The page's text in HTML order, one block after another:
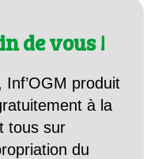
de vous !
produit
à la
tous sur
du